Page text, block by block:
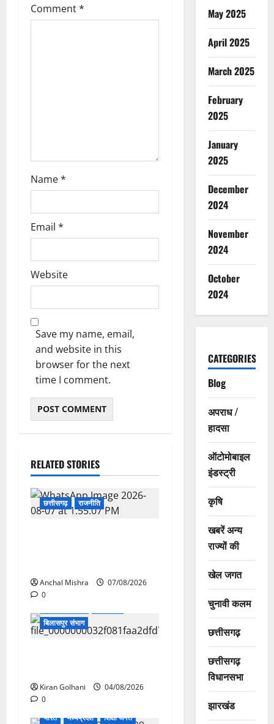
a
Comment*
Name*
Email *
Website
Save my name, email,
and website in this
browser for the next
time I comment.
RELATED STORIES
छत्तीसगढ़ राजनीति
Anchal Mishra
07/08/2026
0
बिलासपुर संभाग
Kiran Golhani
04/08/2026
0छत्तीसगढ़
भारत
मध्यप्रदेश शिक्षा जगत
May 2025
April 2025
March 2025
February
2025
January
2025
December
2024
November
2024
October
2024
CATEGORIES
Blog
अपराध /
हादसा
ऑटोमोबाइल
इंडस्ट्री
कृषि
खबरें अन्य
राज्यों की
खेल जगत
चुनावी कलम
छत्तीसगढ़
छत्तीसगढ़
विधानसभा
झारखंड